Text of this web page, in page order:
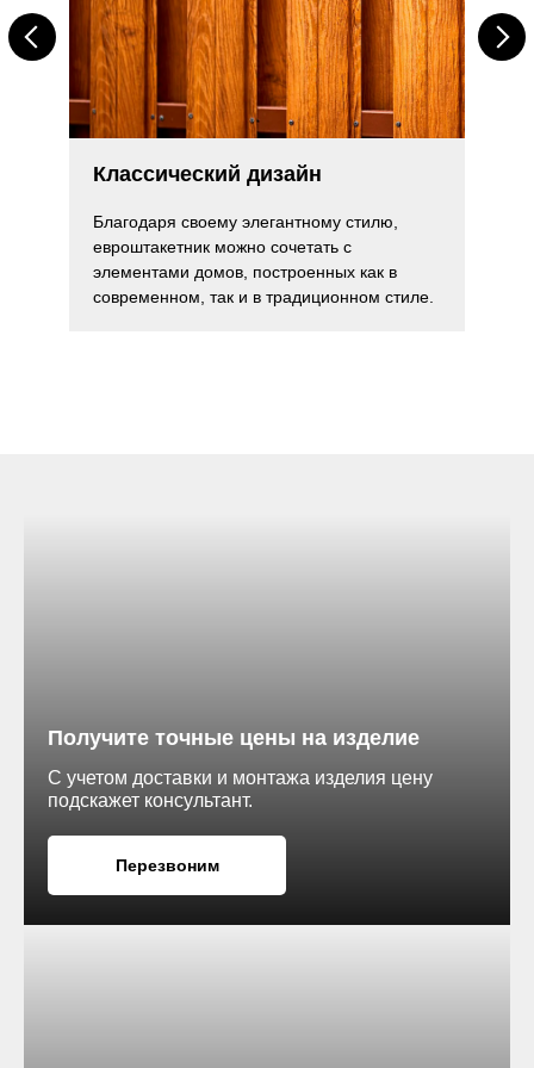
Классический дизайн
Благодаря своему элегантному стилю,
евроштакетник можно сочетать с
элементами домов, построенных как в
современном, так и в традиционном стиле.
Горизонтально
Каштан
Получите точные цены на изделие
С учетом доставки и монтажа изделия цену
подскажет консультант.
Перезвоним